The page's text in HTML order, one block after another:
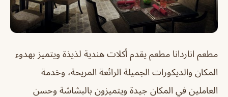
مطعم اناردانا مطعم يقدم أكلات هندية لذيذة ويتميز بهدوء
المكان والديكورات الجميلة الرائعة المريحة، وخدمة
العاملين في المكان جيدة ويتميزون بالبشاشة وحسن